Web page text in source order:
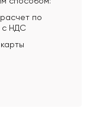
по
с НДС